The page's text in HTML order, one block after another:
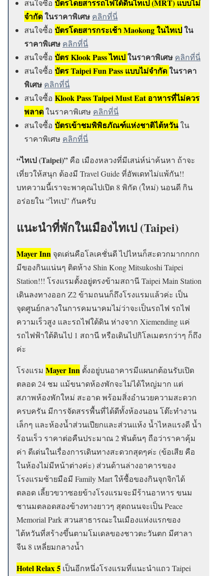
สนใจซื่อ บัตรโดยสารรถไฟใต้ดินไทเป (MRT) แบบไม่
จำกัดในราคาพิเศษ คลิกที่นี่
สนใจซื้อ บัตรโดยสารกระเช้า Maokong ในไทเปใน
ราคาพิเศษ คลิกที่นี่
สนใจซื้อ บัตร Klook Pass ไทเปในราคาพิเศษ คลิกที่นี่
สนใจซื้อ บัตร Taipei Fun Pass แบบไม่จำกัดในราคา
พิเศษ คลิกที่นี่
สนใจซื้อ Klook Pass Taipei Must Eat อาหารที่ไม่ควร
พลาดในราคาพิเศษ คลิกที่นี่
สนใจซื้อ บัตรเข้าชมพิพิธภัณฑ์แห่งชาติไต้หวันใน
ราคาพิเศษ คลิกที่นี่
“ไทเป (Taipei)” คือ เมืองหลวงที่มีเสน่ห์น่าค้นหา ถ้าจะ
เที่ยวให้สนุก ต้องมี Travel Guide ที่อัพเดทไม่แพ้กัน!!
บทความนี้เราจะพาคุณไปเปิด 8 พิกัด (ใหม่) นอนดี กิน
อร่อยใน “ไทเป” กันครับ
แนะนำที่พักในเมืองไทเป (Taipei)
Mayer Inn จุดเด่นคือโลเคชั่นดี ไปไหนก็สะดวกมากกกก
มีของกินแน่นๆ ติดห้าง Shin Kong Mitsukoshi Taipei
Station!!! โรงแรมตั้งอยู่ตรงข้ามสถานี Taipei Main Station
เดินลงทางออก Z2 ข้ามถนนก็ถึงโรงแรมแล้วค่ะ เป็น
จุดศูนย์กลางในการคมนาคมไม่ว่าจะเป็นรถไฟ รถไฟ
ความเร็วสูง และรถไฟใต้ดิน ห่างจาก Xiemending แค่
รถไฟฟ้าใต้ดินไป 1 สถานี หรือเดินไปกิโลเมตรกว่าๆ ก็ถึง
ค่ะ
โรงแรม Mayer Inn ตั้งอยู่บนอาคารมีแผนกต้อนรับเปิด
ตลอด 24 ชม แม้ขนาดห้องพักจะไม่ได้ใหญ่มาก แต่
สภาพห้องพักใหม่ สะอาด พร้อมสิ่งอำนวยความสะดวก
ครบครัน มีการจัดสรรพื้นที่ได้ดีทั้งห้องนอน โต๊ะทำงาน
เล็กๆ และห้องน้ำส่วนเปียกและส่วนแห้ง น้ำไหลแรงดี น้ำ
ร้อนเร็ว ราคาต่อคืนประมาณ 2 พันต้นๆ ถือว่าราคาคุ้ม
ค่า ดีเด่นในเรื่องการเดินทางสะดวกสุดๆค่ะ (ข้อเสีย คือ
ในห้องไม่มีหน้าต่างค่ะ) ส่วนด้านล่างอาคารของ
โรงแรมซ้ายมือมี Family Mart ให้ซื้อของกินจุกจิกได้
ตลอด เลี้ยวขวาซอยข้างโรงแรมจะมีร้านอาหาร ขนม
ชานมตลอดสองข้างทางยาวๆ สุดถนนจะเป็น Peace
Memorial Park สวนสาธารณะในเมืองแห่งแรกของ
ไต้หวันที่สร้างขึ้นตามโมเดลของชาวตะวันตก มีศาลา
จีน 8 เหลี่ยมกลางน้ำ
Hotel Relax 5 เป็นอีกหนึ่งโรงแรมที่แนะนำแถว Taipei